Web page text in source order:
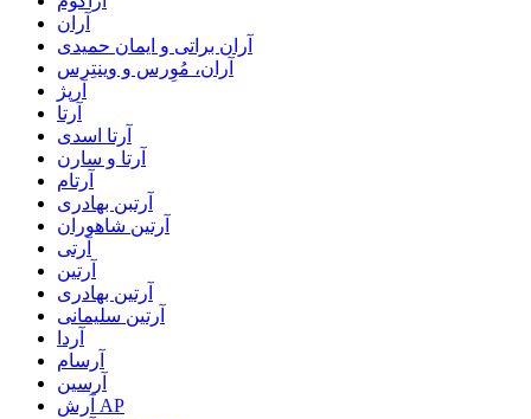
آران
آران براتی و ایمان حمیدی
آران، مُوِرس و وینتِرس
آرپژ
آرتا
آرتا اسدی
آرتا و سارن
آرتام
آرتبن بهادری
آرتين شاهوران
آرتی
آرتین
آرتین بهادری
آرتین سلیمانی
آردا
آرسام
آرسین
آرش AP